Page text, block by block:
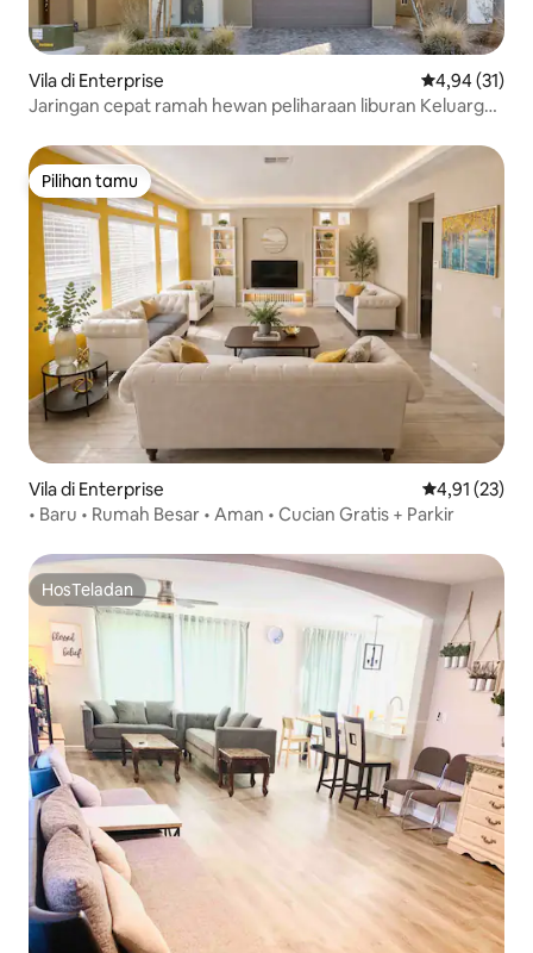
Vila di Enterprise Nilai rata-rata
4,94 (31)
Jaringan cepat ramah hewan peliharaan liburan Keluarga
Pilihan tamu
Pilihan tamu
Vila di Enterprise Nilai rata-
4,91 (23)
• Baru • Rumah Besar • Aman • Cucian Gratis + Parkir
HosTeladan
HosTeladan